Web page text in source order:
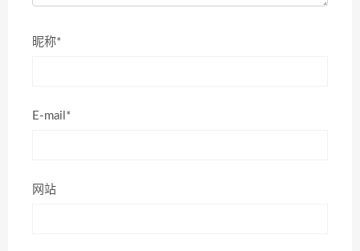
昵称*
E-mail*
网站